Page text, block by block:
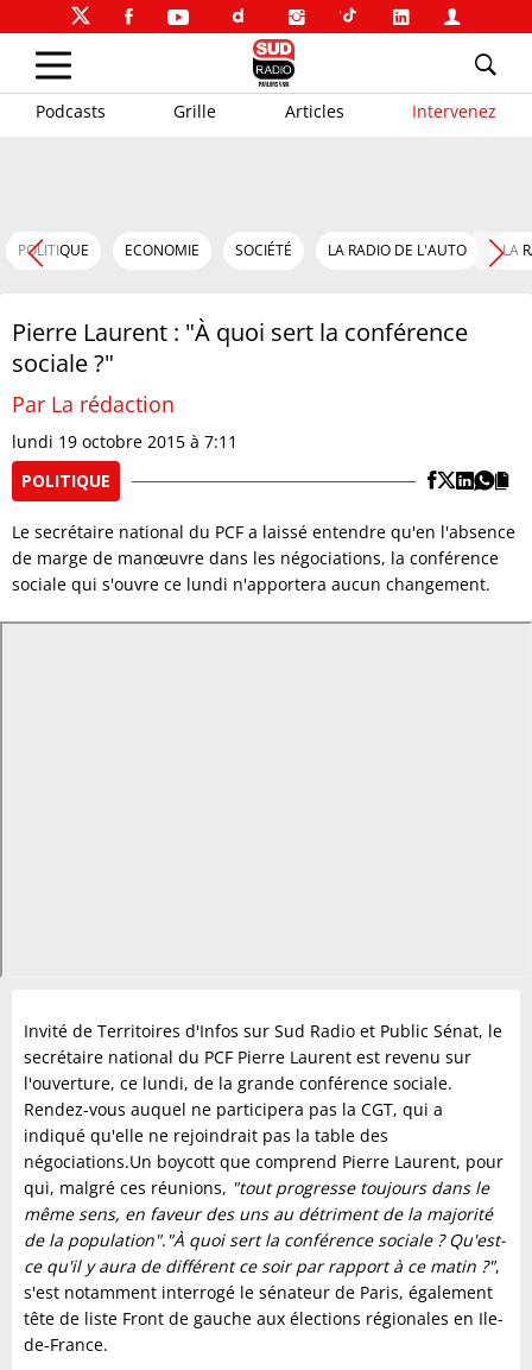
Podcasts Grille Articles Intervenez
POLITIQUE ECONOMIE SOCIÉTÉ LA RADIO DE L'AUTO LA
Pierre Laurent : "À quoi sert la conférence
sociale ?"
Par La rédaction
lundi 19 octobre 2015 à 7:11
POLITIQUE
Le secrétaire national du PCF a laissé entendre qu'en l'absence
de marge de manœuvre dans les négociations, la conférence
sociale qui s'ouvre ce lundi n'apportera aucun changement.
Invité de Territoires d'Infos sur Sud Radio et Public Sénat, le
secrétaire national du PCF Pierre Laurent est revenu sur
l'ouverture, ce lundi, de la grande conférence sociale.
Rendez-vous auquel ne participera pas la CGT, qui a
indiqué qu'elle ne rejoindrait pas la table des
négociations.Un boycott que comprend Pierre Laurent, pour
qui, malgré ces réunions, "tout progresse toujours dans le
même sens, en faveur des uns au détriment de la majorité
de la population"."À quoi sert la conférence sociale ? Qu'est-
ce qu'il y aura de différent ce soir par rapport à ce matin ?",
s'est notamment interrogé le sénateur de Paris, également
tête de liste Front de gauche aux élections régionales en Ile-
de-France.